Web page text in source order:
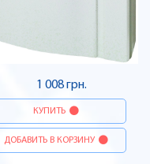
1 008 грн.
КУПИТЬ
ДОБАВИТЬ В КОРЗИНУ